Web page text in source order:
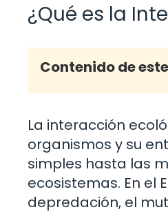
¿Qué es la
Contenido de
La interacción
organismos y su
simples hasta las
ecosistemas. En el
depredación, el